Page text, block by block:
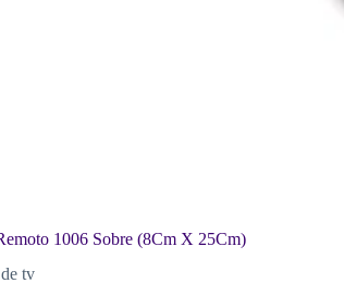
1006 Sobre (8Cm X 25Cm)
tv